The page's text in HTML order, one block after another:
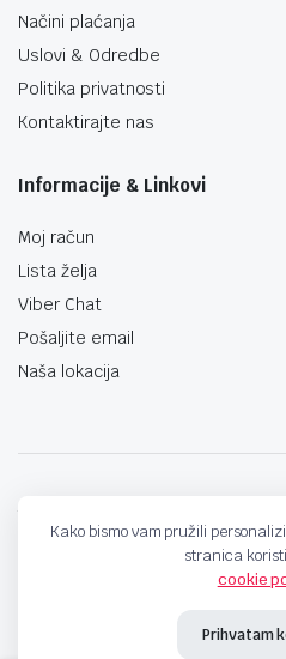
Načini plaćanja
Uslovi & Odredbe
Politika privatnosti
Kontaktirajte nas
Informacije & Linkovi
Moj račun
Lista želja
Viber Chat
Pošaljite email
Naša lokacija
Kako bismo vam pružili
stranica
cookie
Prihvatam